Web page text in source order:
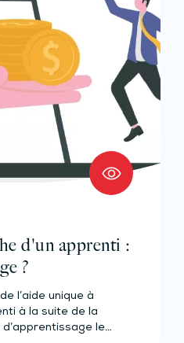
d'un apprenti :
?
l’aide unique à
à la suite de la
le…